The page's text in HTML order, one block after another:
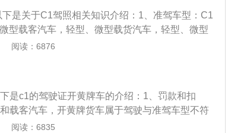
自行机械车、无轨电车、有轨电车。同时，C1证
驾驶总长度不能超过6米的货车。
是关于C1驾照相关知识介绍：1、准驾车型：C1
型载客汽车，轻型、微型载货汽车，轻型、微型
载客汽车，轻型、微型自动挡载货汽车，低速载
顺序依次分为：大型客车、牵引车、城市公交
汽车、小型自动挡汽车、低速载货汽车、三轮汽
汽车、普通三轮摩托车、普通二轮摩托车、轻便
电车和有轨电车。
阅读：6876
是c1的驾驶证开黄牌车的介绍：1、罚款和扣
载客汽车，开黄牌货车属于驾驶与准驾车型不符
200元—2000元，驾驶证扣12分。2、c1准驾车
阅读：6835